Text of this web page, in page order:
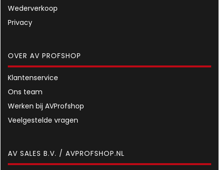
Wederverkoop
Privacy
OVER AV PROFSHOP
Klantenservice
Ons team
Werken bij AVProfshop
Veelgestelde vragen
AV SALES B.V. / AVPROFSHOP.NL